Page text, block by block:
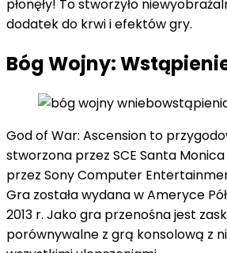
płonęły! To stworzyło
dodatek do krwi i efektów gry.
Bóg Wojny:
God of War: Ascension to
stworzona przez SCE Santa
przez Sony Computer
Gra została wydana w Ameryce
2013 r. Jako gra przenośna jest
porównywalne z grą konsolową z